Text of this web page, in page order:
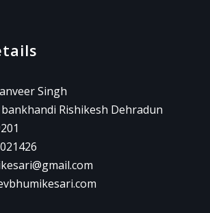
Singh
bankhandi Rishikesh Dehradun